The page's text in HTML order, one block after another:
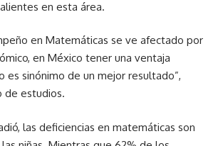
en esta área.
en Matemáticas se ve afectado por
en México tener una ventaja
es sinónimo de un mejor resultado”,
de estudios.
las deficiencias en matemáticas son